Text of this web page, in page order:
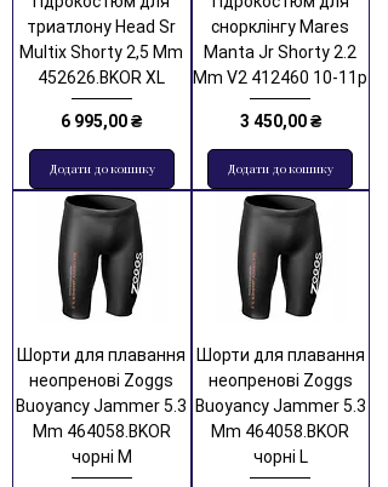
триатлону Head Sr
Multix Shorty 2,5 Mm
452626.BKOR XL
Ціна
6 995,00 ₴
Додати до кошику
снорклінгу Mares
Manta Jr Shorty 2.2
Mm V2 412460 10-11р
Ціна
3 450,00 ₴
Додати до кошику
Шорти для плавання
неопренові Zoggs
Buoyancy Jammer 5.3
Mm 464058.BKOR
чорні M
Шорти для плавання
неопренові Zoggs
Buoyancy Jammer 5.3
Mm 464058.BKOR
чорні L